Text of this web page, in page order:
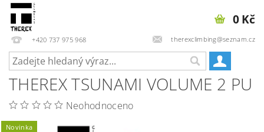
+420 737 975 968 therexclimbing@seznam.cz
0 Kč
THEREX TSUNAMI VOLUME 2 PU
Neohodnoceno
Novinka